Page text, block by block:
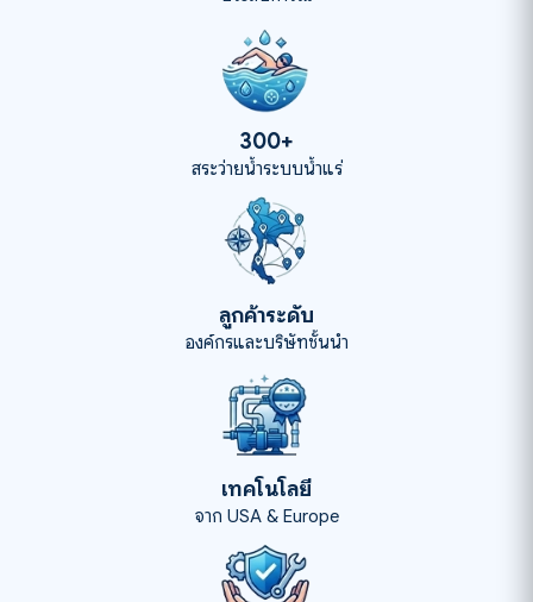
300+
สระว่ายน้ำระบบน้ำแร่
ลูกค้าระดับ
องค์กรและบริษัทชั้นนำ
เทคโนโลยี
จาก USA & Europe